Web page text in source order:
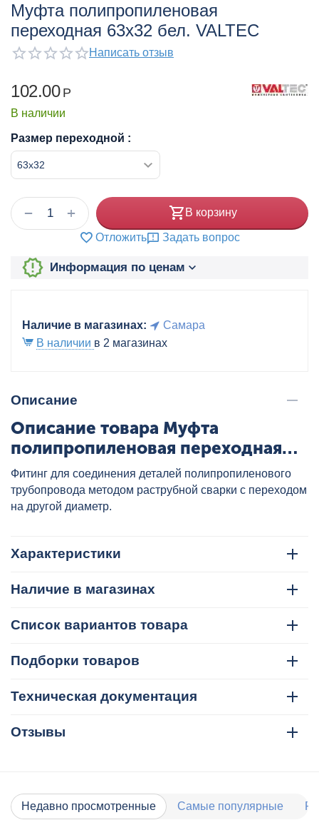
Муфта полипропиленовая
переходная 63x32 бел. VALTEC
Написать отзыв
102.00 Р
В наличии
Размер переходной :
+
− В корзину
Отложить Задать вопрос
Информация по ценам
Наличие в магазинах:
Самара
В наличии в 2 магазинах
Описание
Описание товара Муфта
полипропиленовая переходная
63x32 бел. VALTEC, артикул:
VTp.705.0.063032
Фитинг для соединения деталей полипропиленового
трубопровода методом раструбной сварки с переходом
на другой диаметр.
Характеристики
Наличие в магазинах
Список вариантов товара
Подборки товаров
Техническая документация
Отзывы
Недавно просмотренные Самые популярные